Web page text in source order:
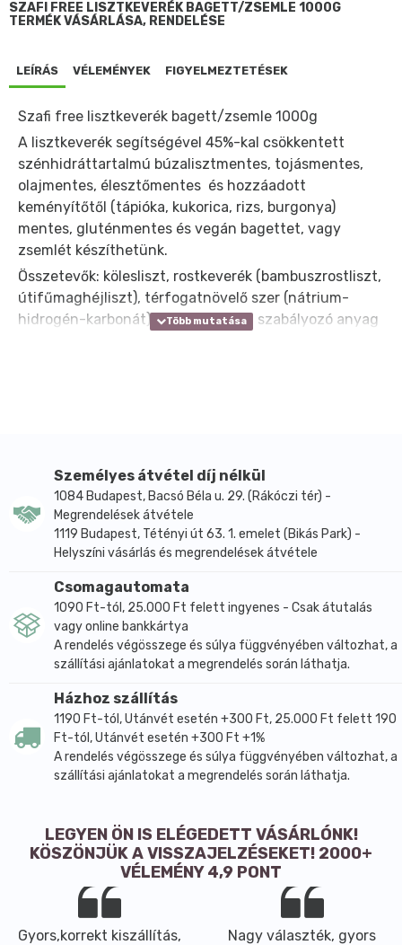
SZAFI FREE LISZTKEVERÉK BAGETT/ZSEMLE 1000G
TERMÉK VÁSÁRLÁSA, RENDELÉSE
LEÍRÁS VÉLEMÉNYEK FIGYELMEZTETÉSEK
Szafi free lisztkeverék bagett/zsemle 1000g
A lisztkeverék segítségével 45%-kal csökkentett
szénhidráttartalmú búzalisztmentes, tojásmentes,
olajmentes, élesztőmentes és hozzáadott
keményítőtől (tápióka, kukorica, rizs, burgonya)
mentes, gluténmentes és vegán bagettet, vagy
zsemlét készíthetünk.
Összetevők: kölesliszt, rostkeverék (bambuszrostliszt,
útifűmaghéjliszt), térfogatnövelő szer (nátrium-
hidrogén-karbonát), savanyúságot szabályozó anyag
10g frissen facsart citromlé
185g víz
Elkészítés:
Gyúrjuk össze alaposan a hozzávalókat, majd
késsel vágjuk be néhány helyen a tetejüket.
Előmelegített sütőben 190 fokon süssük 45-48
percig.
Tipp: A tetejét kenjük le vízzel kikevert Szafi Free
ketchuppal, hogy szebb legyen a színe, erre
szórhatunk magokat, vagy reszelt növényi
sajthelyettesítőt.
Átlagos tápérték 100g lisztkeverékben 1 db.
bagettben* (125 gramm)
– amelyből telített zsírsavak: 0,6 g 0,4 g
Szénhidrát: 55,6 g 34,3 g
– amelyből cukrok:
Fehérje:
8,5 g 5,2 g
Személyes átvétel díj nélkül
1084 Budapest, Bacsó Béla u. 29. (Rákóczi tér) -
Megrendelések átvétele
1119 Budapest, Tétényi út 63. 1. emelet (Bikás Park) -
Helyszíni vásárlás és megrendelések átvétele
Csomagautomata
1090 Ft-tól, 25.000 Ft felett ingyenes - Csak átutalás
vagy online bankkártya
A rendelés végösszege és súlya függvényében változhat, a
szállítási ajánlatokat a megrendelés során láthatja.
Házhoz szállítás
1190 Ft-tól, Utánvét esetén +300 Ft, 25.000 Ft felett 190
Ft-tól, Utánvét esetén +300 Ft +1%
A rendelés végösszege és súlya függvényében változhat, a
szállítási ajánlatokat a megrendelés során láthatja.
LEGYEN ÖN IS ELÉGEDETT VÁSÁRLÓNK!
KÖSZÖNJÜK A VISSZAJELZÉSEKET! 2000+
VÉLEMÉNY 4,9 PONT
Gyors,korrekt kiszállítás,
Nagy választék, gyors